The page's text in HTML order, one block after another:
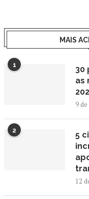
MAIS
1
30
as
9
2
5
12